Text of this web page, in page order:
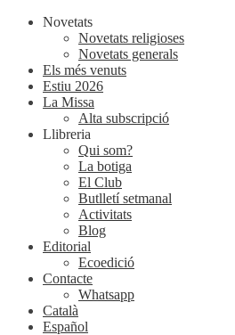
Novetats
Novetats religioses
Novetats generals
Els més venuts
Estiu 2026
La Missa
Alta subscripció
Llibreria
Qui som?
La botiga
El Club
Butlletí setmanal
Activitats
Blog
Editorial
Ecoedició
Contacte
Whatsapp
Català
Español